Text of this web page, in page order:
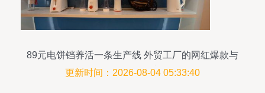
89元电饼铛养活一条生产线 外贸工厂的网红爆款与
国货品牌崛起之路
更新时间：2026-08-04 05:33:40